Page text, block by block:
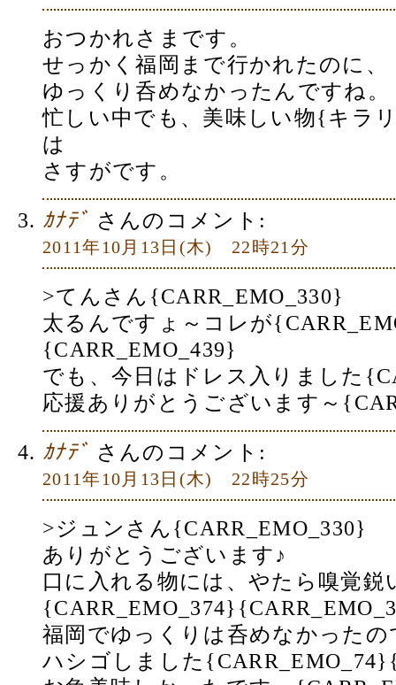
おつかれさまです。
せっかく福岡まで行かれたのに、
ゆっくり呑めなかったんですね。
忙しい中でも、美味しい物{キラ
は
さすがです。
ｶﾅﾃﾞ さんのコメント:
2011年10月13日(木) 22時21分
>てんさん{CARR_EMO_330}
太るんですょ～コレが
{CARR_EMO_439}
でも、今日はドレス入りました
応援ありがとうございます～
ｶﾅﾃﾞ さんのコメント:
2011年10月13日(木) 22時25分
>ジュンさん{CARR_EMO_330}
ありがとうございます♪
口に入れる物には、やたら嗅覚鋭
福岡でゆっくりは呑めなかった
ハシゴしました